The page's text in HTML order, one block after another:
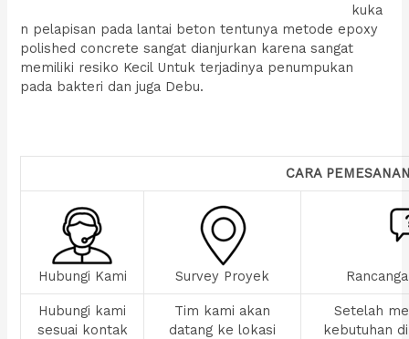
kuka
n pelapisan pada lantai beton tentunya metode epoxy
polished concrete sangat dianjurkan karena sangat
memiliki resiko Kecil Untuk terjadinya penumpukan
pada bakteri dan juga Debu.
CARA
Hubungi Kami Survey Proyek
Hubungi kami
sesuai kontak
Tim kami akan
datang ke lokasi
Setelah
kebutuhan